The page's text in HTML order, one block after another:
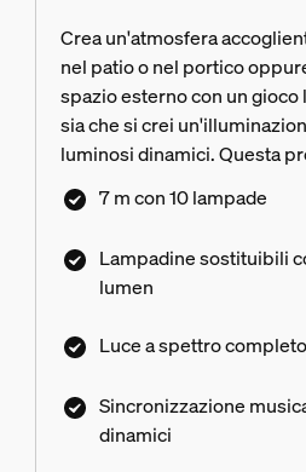
Crea un'atmosfera
nel patio o nel portico
spazio esterno con un
sia che si crei
luminosi dinamici. Questa
utilizzata per aggiungere
all'unità di alimentazione
qualsiasi configurazione a
strisce lampadine Globe
7 m con 10 lampade
Lampadine sostituibili
lumen
Luce a spettro
Sincronizzazione
dinamici